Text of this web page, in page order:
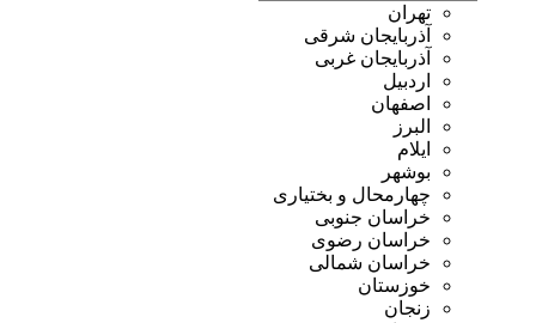
تهران
آذربایجان شرقی
آذربایجان غربی
اردبیل
اصفهان
البرز
ایلام
بوشهر
چهارمحال و بختیاری
خراسان جنوبی
خراسان رضوی
خراسان شمالی
خوزستان
زنجان